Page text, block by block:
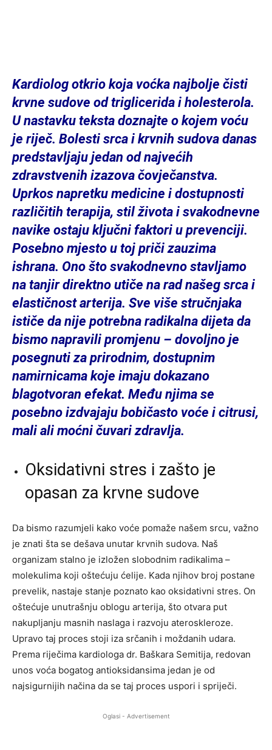
Kardiolog otkrio koja voćka najbolje čisti
krvne sudove od triglicerida i holesterola.
U nastavku teksta doznajte o kojem voću
je riječ. Bolesti srca i krvnih sudova danas
predstavljaju jedan od najvećih
zdravstvenih izazova čovječanstva.
Uprkos napretku medicine i dostupnosti
različitih terapija, stil života i svakodnevne
navike ostaju ključni faktori u prevenciji.
Posebno mjesto u toj priči zauzima
ishrana. Ono što svakodnevno stavljamo
na tanjir direktno utiče na rad našeg srca i
elastičnost arterija. Sve više stručnjaka
ističe da nije potrebna radikalna dijeta da
bismo napravili promjenu – dovoljno je
posegnuti za prirodnim, dostupnim
namirnicama koje imaju dokazano
blagotvoran efekat. Među njima se
posebno izdvajaju bobičasto voće i citrusi,
mali ali moćni čuvari zdravlja.
Oksidativni stres i zašto je
opasan za krvne sudove
Da bismo razumjeli kako voće pomaže našem srcu, važno
je znati šta se dešava unutar krvnih sudova. Naš
organizam stalno je izložen slobodnim radikalima –
molekulima koji oštećuju ćelije. Kada njihov broj postane
prevelik, nastaje stanje poznato kao oksidativni stres. On
oštećuje unutrašnju oblogu arterija, što otvara put
nakupljanju masnih naslaga i razvoju ateroskleroze.
Upravo taj proces stoji iza srčanih i moždanih udara.
Prema riječima kardiologa dr. Baškara Semitija, redovan
unos voća bogatog antioksidansima jedan je od
najsigurnijih načina da se taj proces uspori i spriječi.
Oglasi - Advertisement